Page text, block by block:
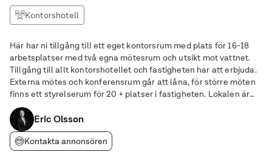
Kontorshotell
Här har ni tillgång till ett eget kontorsrum med plats för 16-18
arbetsplatser med två egna mötesrum och utsikt mot vattnet.
Tillgång till allt kontorshotellet och fastigheten har att erbjuda.
Externa mötes och konferensrum går att låna, för större möten
finns ett styrelserum för 20 + platser i fastigheten. Lokalen är
möblerad och går att flytta in i per omgående. I priset inågår
förutomEric Olsson
Kontakta annonsören